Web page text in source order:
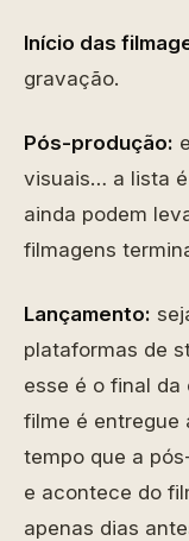
Início das
gravação.
Pós-produção:
visuais… a lista
ainda podem
filmagens
Lançamento:
plataformas de
esse é o final
filme é entregue
tempo que a
e acontece do
apenas dias